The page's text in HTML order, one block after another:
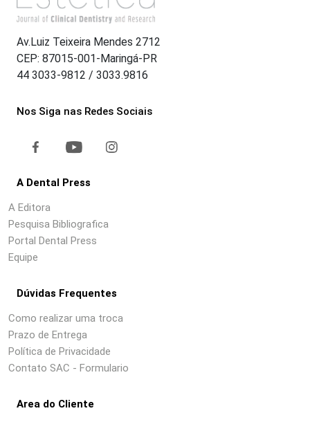
Av.Luiz Teixeira Mendes 2712
CEP: 87015-001-Maringá-PR
44 3033-9812 / 3033.9816
Nos Siga nas Redes Sociais
A Dental Press
A Editora
Pesquisa Bibliografica
Portal Dental Press
Equipe
Dúvidas Frequentes
Como realizar uma troca
Prazo de Entrega
Política de Privacidade
Contato SAC - Formulario
Area do Cliente